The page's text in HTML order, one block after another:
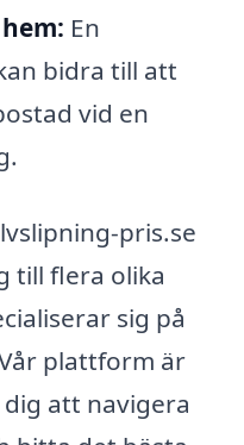
En
bidra till att
vid en
pris.se
till flera olika
sig på
plattform är
att navigera